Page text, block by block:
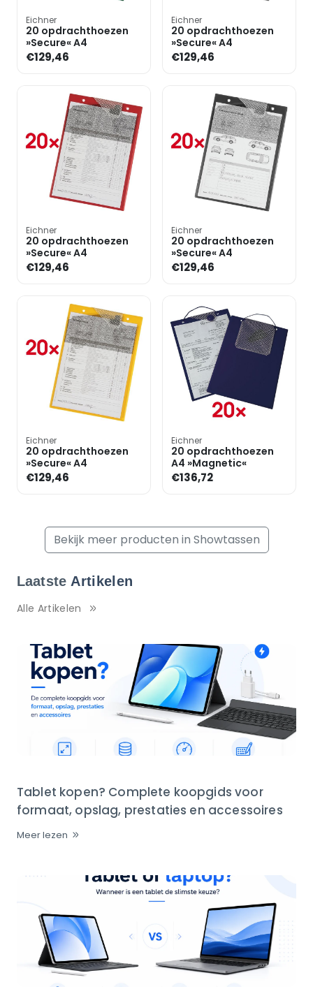
Eichner
20 opdrachthoezen
»Secure« A4
€129,46
Eichner
20 opdrachthoezen
»Secure« A4
€129,46
Eichner
20 opdrachthoezen
»Secure« A4
€129,46
Eichner
20 opdrachthoezen
»Secure« A4
€129,46
Eichner
20 opdrachthoezen
»Secure« A4
€129,46
Eichner
20 opdrachthoezen
A4 »Magnetic«
€136,72
Bekijk meer producten in Showtassen
Laatste Artikelen
Alle Artikelen
Tablet kopen? Complete koopgids voor
formaat, opslag, prestaties en accessoires
Meer lezen